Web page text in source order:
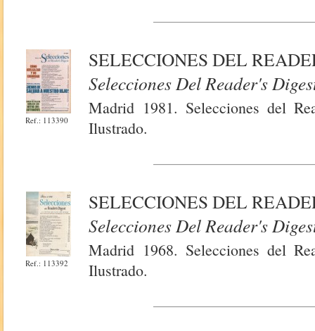
Ref.: 113390
SELECCIONES DEL
Selecciones Del Reader's
Madrid 1981. Selecciones del
Ilustrado.
Ref.: 113392
SELECCIONES DEL
Selecciones Del Reader's
Madrid 1968. Selecciones del
Ilustrado.